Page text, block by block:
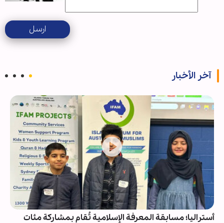
ارسل
آخر الأخبار
أستراليا؛ مسابقة المعرفة الإسلامية تُقام بمشاركة مئات